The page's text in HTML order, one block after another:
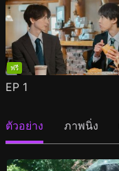
ฟรี
EP 1
ตัวอย่าง ภาพนิ่ง